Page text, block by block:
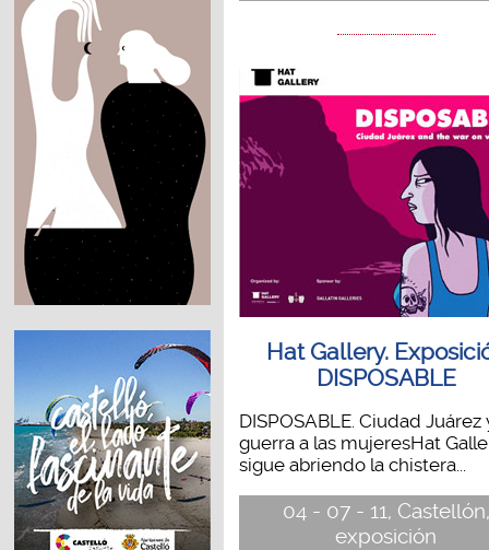
Hat Gallery.
DISPOSABLE
DISPOSABLE. Ciudad Juárez
guerra a las mujeresHat
sigue abriendo la chistera...
04 - 07 - 11, Castellón,
exposición